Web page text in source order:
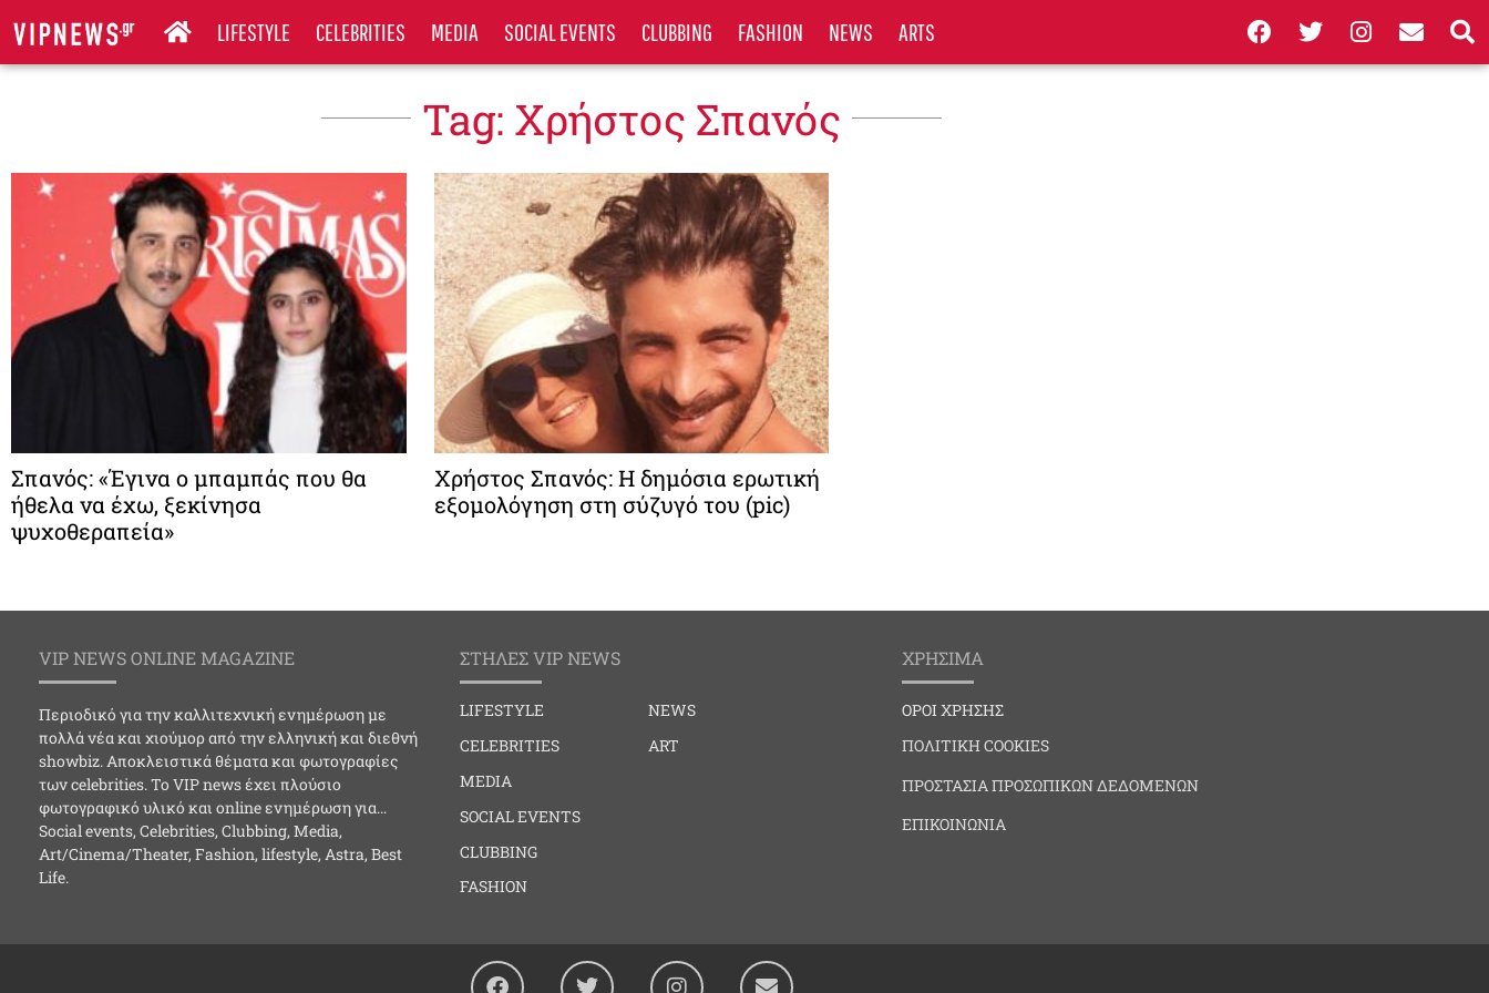
LIFESTYLE CELEBRITIES MEDIA SOCIAL EVENTS CLUBBING FASHION NEWS ARTS
Tag: Xρήστος Σπανός
Σπανός: «Έγινα ο μπαμπάς που θα
ήθελα να έχω, ξεκίνησα
ψυχοθεραπεία»
Xρήστος Σπανός: Η δημόσια ερωτική
εξομολόγηση στη σύζυγό του (pic)
VIP NEWS ONLINE MAGAZINE
Περιοδικό για την καλλιτεχνική ενημέρωση με
πολλά νέα και χιούμορ από την ελληνική και διεθνή
showbiz. Αποκλειστικά θέματα και φωτογραφίες
των celebrities. Το VIP news έχει πλούσιο
φωτογραφικό υλικό και online ενημέρωση για…
Social events, Celebrities, Clubbing, Media,
Art/Cinema/Theater, Fashion, lifestyle, Astra, Best
Life.
ΣΤΗΛΕΣ VIP NEWS
LIFESTYLE
CELEBRITIES
MEDIA
SOCIAL EVENTS
CLUBBING
FASHION
NEWS
ART
ΧΡΗΣΙΜΑ
ΟΡΟΙ ΧΡΗΣΗΣ
ΠΟΛΙΤΙΚΗ COOKIES
ΠΡΟΣΤΑΣΙΑ ΠΡΟΣΩΠΙΚΩΝ ΔΕΔΟΜΕΝΩΝ
ΕΠΙΚΟΙΝΩΝΙΑ